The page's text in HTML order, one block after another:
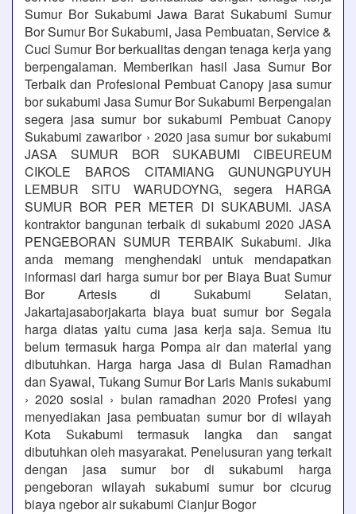
Sumur Bor Sukabumi Jawa Barat Sukabumi Sumur
Bor Sumur Bor Sukabumi, Jasa Pembuatan, Service &
Cuci Sumur Bor berkualitas dengan tenaga kerja yang
berpengalaman. Memberikan hasil Jasa Sumur Bor
Terbaik dan Profesional Pembuat Canopy jasa sumur
bor sukabumi Jasa Sumur Bor Sukabumi Berpengalan
segera jasa sumur bor sukabumi Pembuat Canopy
Sukabumi zawaribor › 2020 jasa sumur bor sukabumi
JASA SUMUR BOR SUKABUMI CIBEUREUM
CIKOLE BAROS CITAMIANG GUNUNGPUYUH
LEMBUR SITU WARUDOYNG, segera HARGA
SUMUR BOR PER METER DI SUKABUMI. JASA
kontraktor bangunan terbaik di sukabumi 2020 JASA
PENGEBORAN SUMUR TERBAIK Sukabumi. Jika
anda memang menghendaki untuk mendapatkan
informasi dari harga sumur bor per Biaya Buat Sumur
Bor Artesis di Sukabumi Selatan,
Jakartajasaborjakarta biaya buat sumur bor Segala
harga diatas yaitu cuma jasa kerja saja. Semua itu
belum termasuk harga Pompa air dan material yang
dibutuhkan. Harga harga Jasa di Bulan Ramadhan
dan Syawal, Tukang Sumur Bor Laris Manis sukabumi
› 2020 sosial › bulan ramadhan 2020 Profesi yang
menyediakan jasa pembuatan sumur bor di wilayah
Kota Sukabumi termasuk langka dan sangat
dibutuhkan oleh masyarakat. Penelusuran yang terkait
dengan jasa sumur bor di sukabumi harga
pengeboran wilayah sukabumi sumur bor cicurug
biaya ngebor air sukabumi Cianjur Bogor